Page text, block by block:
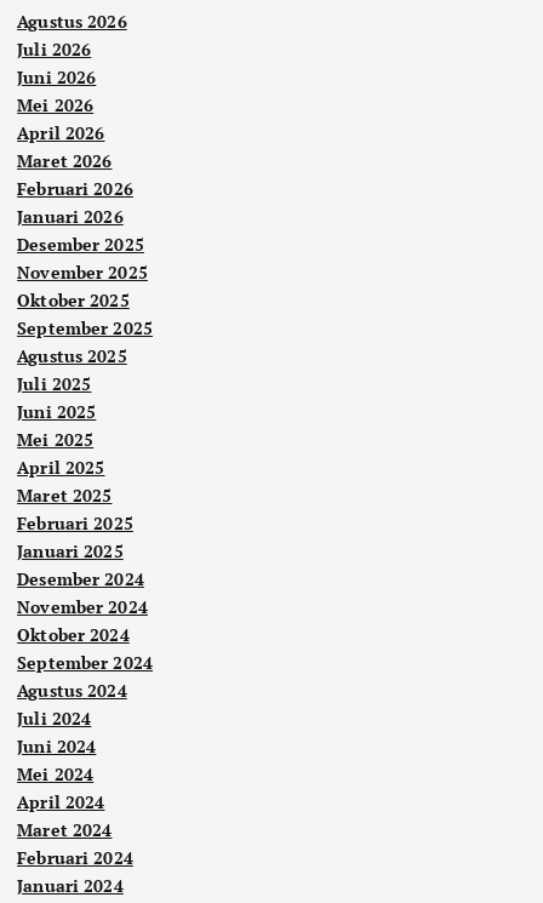
Agustus 2026
Juli 2026
Juni 2026
Mei 2026
April 2026
Maret 2026
Februari 2026
Januari 2026
Desember 2025
November 2025
Oktober 2025
September 2025
Agustus 2025
Juli 2025
Juni 2025
Mei 2025
April 2025
Maret 2025
Februari 2025
Januari 2025
Desember 2024
November 2024
Oktober 2024
September 2024
Agustus 2024
Juli 2024
Juni 2024
Mei 2024
April 2024
Maret 2024
Februari 2024
Januari 2024